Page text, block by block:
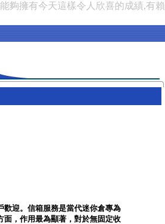
擁有今天這樣令人欣喜的成績,有
歡迎。信箱服務是當代迷你倉專為
面，作用最為顯著，對於無固定收